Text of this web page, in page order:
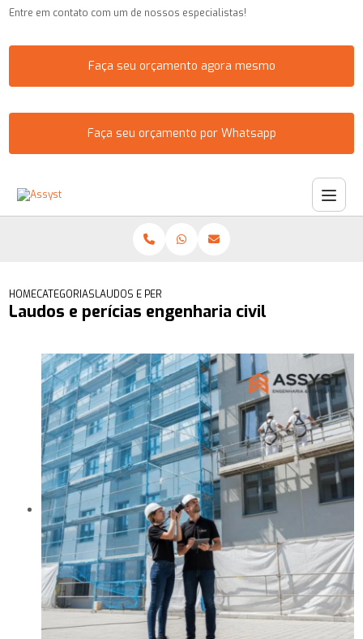
Entre em contato com um de nossos especialistas!
Faça seu orçamento agora mesmo
Faça seu orçamento por Whatsapp
HOMECATEGORIASLAUDOS E PERÍCIAS ENGENHARIA CIVIL
Laudos e perícias engenharia civil